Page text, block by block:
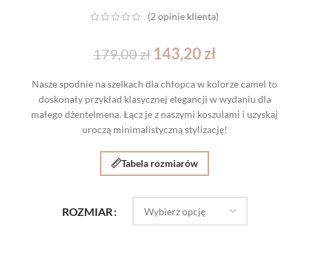
(2opinie klienta)
179,00zł 143,20zł
Nasze spodnie na szelkach dla chłopca w kolorze camel to
doskonały przykład klasycznej elegancji w wydaniu dla
małego dżentelmena. Łącz je z naszymi koszulami i uzyskaj
uroczą minimalistyczną stylizację!
Tabela rozmiarów
ROZMIAR